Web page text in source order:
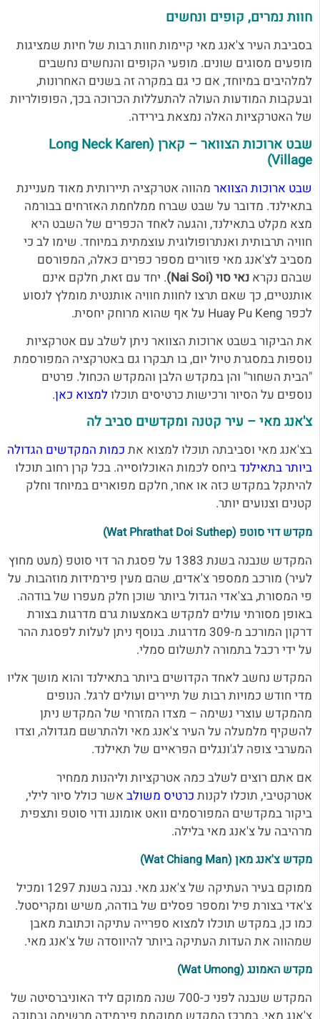
חוות נמרים, קופים ונחשים
בסביבת העיר צ'אנג מאי קיימות חוות רבות של חיות שמציגות
מופעים מסוגים שונים. מופעי הקופים והנחשים נחשבים
למלהיבים במיוחד, אם כי גם במקרה זה בשנים האחרונות,
ובעקבות המודעות העולה להתעללות הכרוכה בכך, הפופולריות
של האטרקציות האלה נמצאת בירידה.
שבט ארוכות הצוואר – קארן (Long Neck Karen
Village)
שבט ארוכות הצוואר מהווה אטרקציה תיירותית מאוד מעניינת
בתאילנד. מדובר על שבט שברח ממלחמת האזרחים בבורמה
מצא מקלט בתאילנד, והגעה לאחד הכפרים של השבט היא
חוויה תרבותית ואנתרופולוגית עוצמתית במיוחד. שימו לב כי
מסביב לצ'אנג מאי פזורים מספר כפרים כאלה, המפורסם
שבהם נקרא נאי סוי (Nai Soi)
. יחד עם זאת, חלקם אינם
אותנטיים, כך שאם תרצו לחוות חוויה אותנטית מומלץ לנסוע
לכפר Huay Pu Keng על אף שהוא מרוחק יחסית.
את הביקור בשבט ארוכות הצוואר ניתן לשלב עם אטרקציות
נוספות במסגרת טיול יום, בו תבקרו גם באטרקציה המפורסמת
"הבית השחור" והן במקדש הלבן והמקדש הכחול. פרטים
נוספים על הסיור ורכישות כרטיסים תוכלולמצוא כאן.
צ'אנג מאי – עיר קטנה ומקדשים סביב לה
בצ'אנג מאי וסביבתה תוכלו למצוא את כמות המקדשים הגדולה
ביותר בתאילנדביחס לכמות האוכלוסייה. בכל קרן רחוב תוכלו
להיתקל במקדש כזה או אחר, חלקם מפוארים במיוחד וחלק
קטנים וצנועים יותר.
מקדש דוי סוטפ (Wat Phrathat Doi Suthep)
המקדש שנבנה בשנת 1383 על פסגת הר דוי סוטפ (מעט מחוץ
לעיר) מורכב ממספר צ'אדים, שהם מעין פירמידות מוזהבות. על
פי המסורת, בצ'אדי הגדול ביותר שוכן חלק מעפרו של בודהה.
באופן מסורתי עולים למקדש באמצעות גרם מדרגות בצורת
דרקון המורכב מ-309 מדרגות. בנוסף ניתן לעלות לפסגת ההר
על ידי רכבל בתמורה לתשלום סמלי.
המקדש נחשב לאחד הקדושים ביותר בתאילנד והוא מושך אליו
מדי חודש כמויות רבות של תיירים ועולים לרגל. הנופים
מהמקדש עוצרי נשימה – מצדו המזרחי של המקדש ניתן
להשקיף מלמעלה על העיר צ'אנג מאי ולהתרשם מגדולה, וצדו
המערבי צופה לג'ונגלים הפראיים של תאילנד.
אם אתם רוצים לשלב כמה אטרקציות וליהנות ממחיר
אטרקטיבי, תוכלו לקנות כרטיס משולב אשר כולל סיור לילי,
ביקור במקדשים המפורסמים וואט אומונג ודוי סוטפ ותצפית
מרהיבה על צ'אנג מאי בלילה.
מקדש צ'אנג מאן (Wat Chiang Man)
ממוקם בעיר העתיקה של צ'אנג מאי. נבנה בשנת 1297 ומכיל
צ'אדי בצורת פיל ומספר פסלים של בודהה, משיש ומקריסטל.
כמו כן, במקדש תוכלו למצוא ספרייה עתיקה וכתובת מאבן
שמהווה את העדות העתיקה ביותר להיווסדה של צ'אנג מאי.
מקדש האמונג (Wat Umong)
המקדש שנבנה לפני כ-700 שנה ממוקם ליד האוניברסיטה של